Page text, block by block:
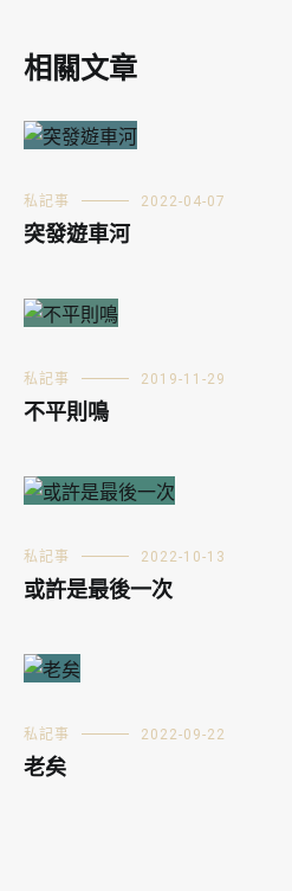
相關文章
私記事 2022-04-07
突發遊車河
私記事 2019-11-29
不平則鳴
私記事 2022-10-13
或許是最後一次
私記事 2022-09-22
老矣